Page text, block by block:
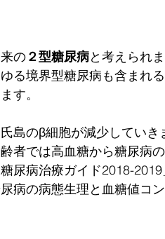
の２型糖尿病と考えられ
る境界型糖尿病も含まれ
す。
島のβ細胞が減少していき
者では高血糖から糖尿病
尿病治療ガイド2018-
病の病態生理と血糖値コ